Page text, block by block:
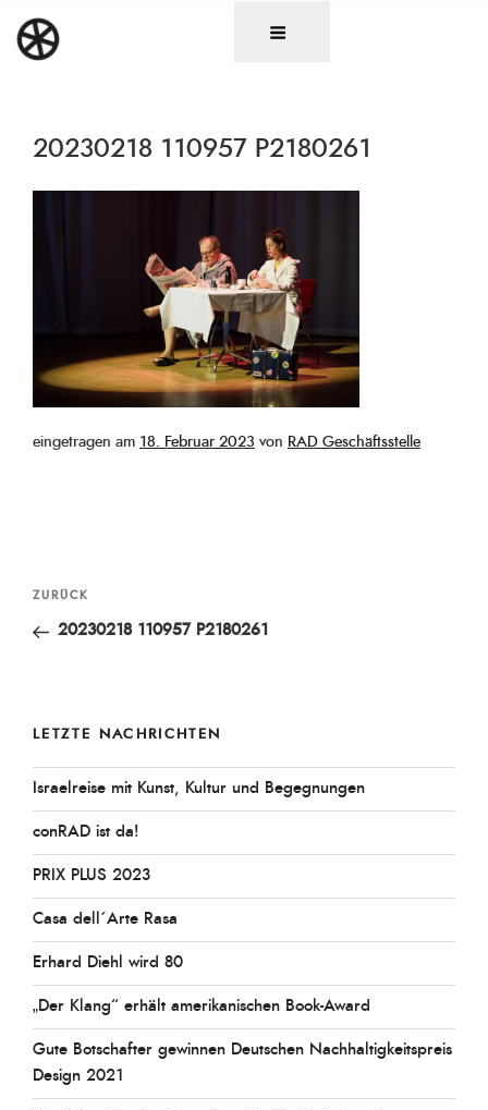
Inhalt
springen
20230218 110957 P2180261
eingetragen am Veröffentlicht
18. Februar 2023 von RAD Geschäftsstelle
Beitragsnavigation
Vorheriger
Beitrag
ZURÜCK
20230218 110957 P2180261
LETZTE NACHRICHTEN
Israelreise mit Kunst, Kultur und Begegnungen
conRAD ist da!
PRIX PLUS 2023
Casa dell´Arte Rasa
Erhard Diehl wird 80
„Der Klang“ erhält amerikanischen Book-Award
Gute Botschafter gewinnen Deutschen Nachhaltigkeitspreis
Design 2021